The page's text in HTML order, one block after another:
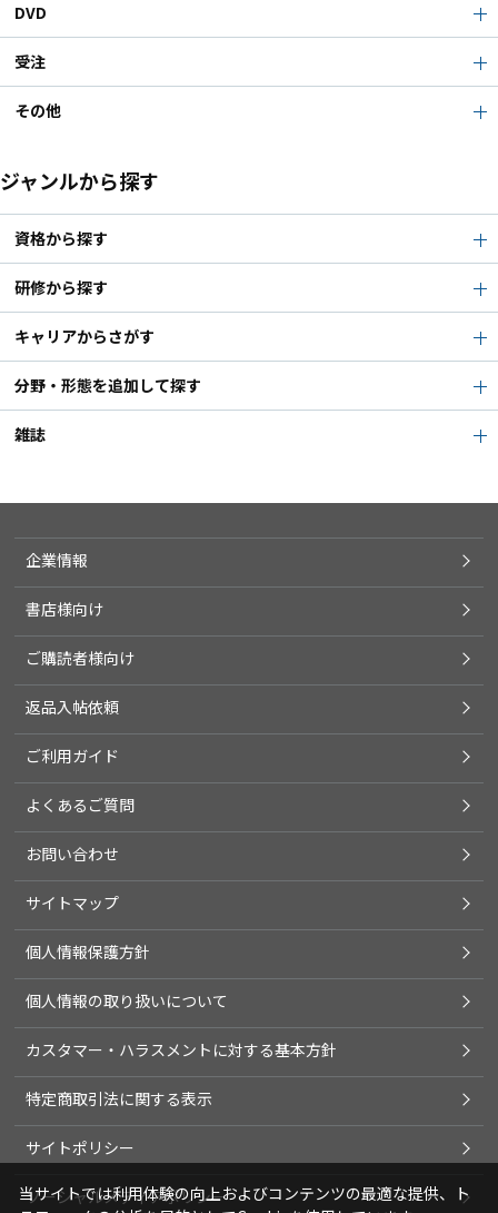
DVD
受注
その他
ジャンルから探す
資格から探す
研修から探す
キャリアからさがす
分野・形態を追加して探す
雑誌
企業情報
書店様向け
ご購読者様向け
返品入帖依頼
ご利用ガイド
よくあるご質問
お問い合わせ
サイトマップ
個人情報保護方針
個人情報の取り扱いについて
カスタマー・ハラスメントに対する基本方針
特定商取引法に関する表示
サイトポリシー
ソーシャルメディアポリシー
当サイトでは利用体験の向上およびコンテンツの最適な提供、ト